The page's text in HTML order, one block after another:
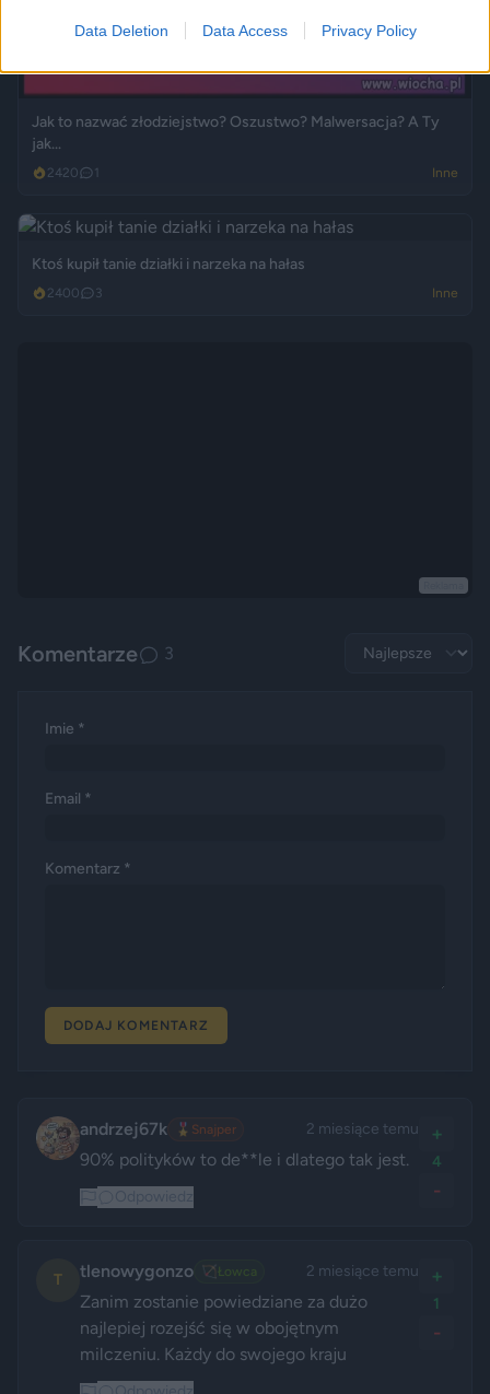
Data Deletion Data Access Privacy Policy
Jak to nazwać złodziejstwo? Oszustwo? Malwersacja? A Ty
jak...
2420 1 Inne
Ktoś kupił tanie działki i narzeka na hałas
2400 3 Inne
Komentarze 3
Imie *
Email *
Komentarz *
DODAJ KOMENTARZ
andrzej67k 🎖️ Snajper 2 miesiące temu
90% polityków to de**le i dlatego tak jest.
+
4
-
T tlenowygonzo 🏹 Łowca 2 miesiące temu
Zanim zostanie powiedziane za dużo
najlepiej rozejść się w obojętnym
milczeniu. Każdy do swojego kraju
+
1
-